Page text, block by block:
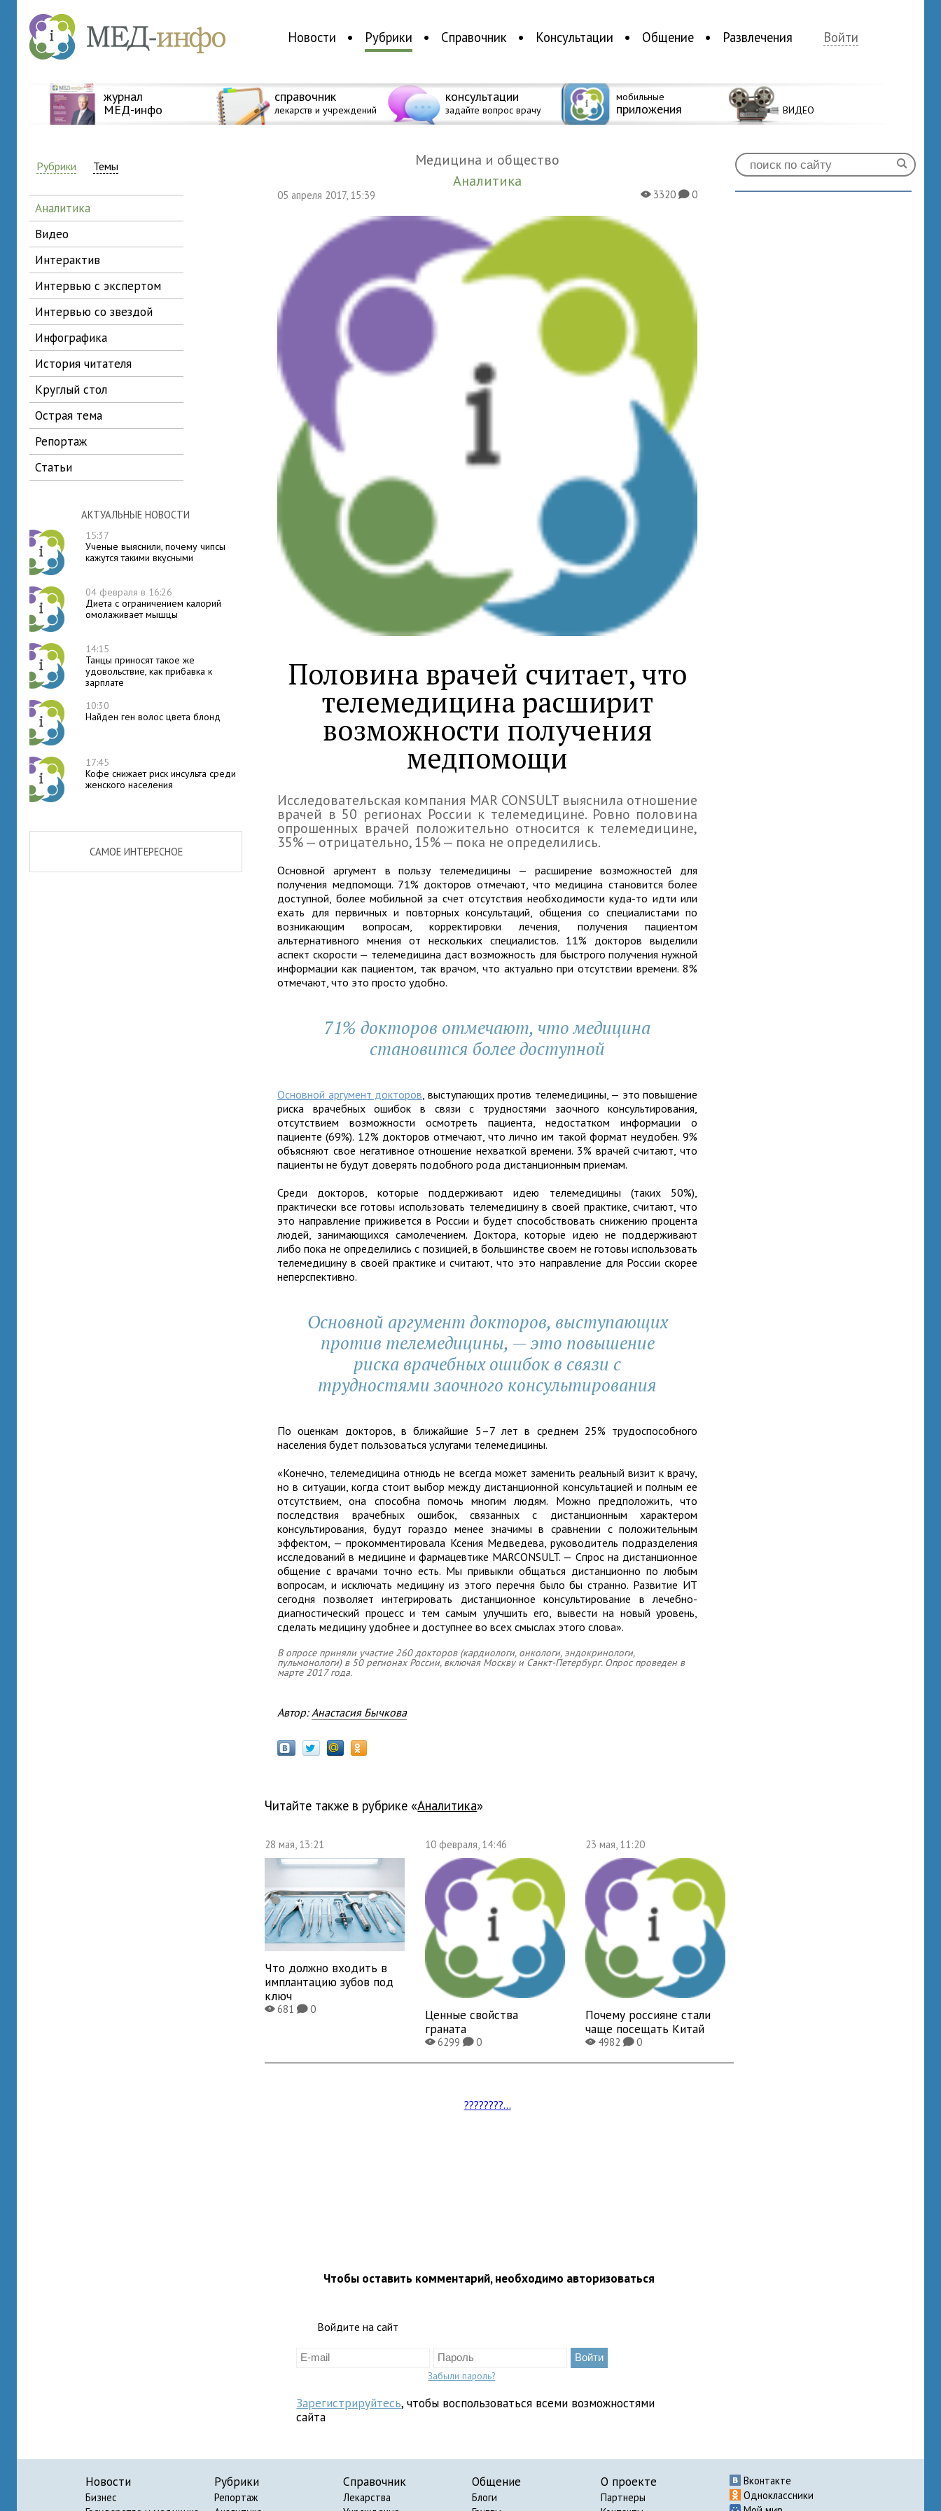
Новости Рубрики Справочник Консультации Общение Развлечения Войти
журнал
МЕД-инфо
справочник
лекарств и учреждений
консультации
задайте вопрос врачу
мобильные
приложения ВИДЕО
Рубрики Темы
аналитика
видео
интерактив
интервью с экспертом
интервью со звездой
инфографика
история читателя
круглый стол
острая тема
репортаж
статьи
АКТУАЛЬНЫЕ НОВОСТИ
15:37
Ученые выяснили, почему чипсы
кажутся такими вкусными
04 февраля в 16:26
Диета с ограничением калорий
омолаживает мышцы
14:15
Танцы приносят такое же
удовольствие, как прибавка к
зарплате
10:30
Найден ген волос цвета блонд
17:45
Кофе снижает риск инсульта среди
женского населения
САМОЕ ИНТЕРЕСНОЕ
Медицина и общество
Аналитика
05 апреля 2017, 15:39 X3320K0
Половина врачей считает, что
телемедицина расширит
возможности получения
медпомощи
Исследовательская компания MAR CONSULT выяснила отношение
врачей в 50 регионах России к телемедицине. Ровно половина
опрошенных врачей положительно относится к телемедицине,
35% — отрицательно, 15% — пока не определились.
Основной аргумент в пользу телемедицины — расширение возможностей для
получения медпомощи. 71% докторов отмечают, что медицина становится более
доступной, более мобильной за счет отсутствия необходимости куда-то идти или
ехать для первичных и повторных консультаций, общения со специалистами по
возникающим вопросам, корректировки лечения, получения пациентом
альтернативного мнения от нескольких специалистов. 11% докторов выделили
аспект скорости — телемедицина даст возможность для быстрого получения нужной
информации как пациентом, так врачом, что актуально при отсутствии времени. 8%
отмечают, что это просто удобно.
71% докторов отмечают, что медицина
становится более доступной
Основной аргумент докторов, выступающих против телемедицины, — это повышение
риска врачебных ошибок в связи с трудностями заочного консультирования,
отсутствием возможности осмотреть пациента, недостатком информации о
пациенте (69%). 12% докторов отмечают, что лично им такой формат неудобен. 9%
объясняют свое негативное отношение нехваткой времени. 3% врачей считают, что
пациенты не будут доверять подобного рода дистанционным приемам.
Среди докторов, которые поддерживают идею телемедицины (таких 50%),
практически все готовы использовать телемедицину в своей практике, считают, что
это направление приживется в России и будет способствовать снижению процента
людей, занимающихся самолечением. Доктора, которые идею не поддерживают
либо пока не определились с позицией, в большинстве своем не готовы использовать
телемедицину в своей практике и считают, что это направление для России скорее
неперспективно.
Основной аргумент докторов, выступающих
против телемедицины, — это повышение
риска врачебных ошибок в связи с
трудностями заочного консультирования
По оценкам докторов, в ближайшие 5–7 лет в среднем 25% трудоспособного
населения будет пользоваться услугами телемедицины.
«Конечно, телемедицина отнюдь не всегда может заменить реальный визит к врачу,
но в ситуации, когда стоит выбор между дистанционной консультацией и полным ее
отсутствием, она способна помочь многим людям. Можно предположить, что
последствия врачебных ошибок, связанных с дистанционным характером
консультирования, будут гораздо менее значимы в сравнении с положительным
эффектом, — прокомментировала Ксения Медведева, руководитель подразделения
исследований в медицине и фармацевтике MARCONSULT. — Спрос на дистанционное
общение с врачами точно есть. Мы привыкли общаться дистанционно по любым
вопросам, и исключать медицину из этого перечня было бы странно. Развитие ИТ
сегодня позволяет интегрировать дистанционное консультирование в лечебно-
диагностический процесс и тем самым улучшить его, вывести на новый уровень,
сделать медицину удобнее и доступнее во всех смыслах этого слова».
В опросе приняли участие 260 докторов (кардиологи, онкологи, эндокринологи,
пульмонологи) в 50 регионах России, включая Москву и Санкт-Петербург. Опрос проведен в
марте 2017 года.
Автор:Анастасия Бычкова
Читайте также в рубрике « Аналитика»
28 мая, 13:21
Что должно входить в
имплантацию зубов под
ключ
X681K0
10 февраля, 14:46
Ценные свойства
граната
X6299K0
23 мая, 11:20
Почему россияне стали
чаще посещать Китай
X4982K0
????????...
Чтобы оставить комментарий, необходимо авторизоваться
Войдите на сайт
Забыли пароль?
Зарегистрируйтесь, чтобы воспользоваться всеми возможностями
сайта
Новости
Бизнес
Рубрики
Репортаж
Справочник
Лекарства
Общение
Блоги
О проекте
Партнеры
Вконтакте
Одноклассники